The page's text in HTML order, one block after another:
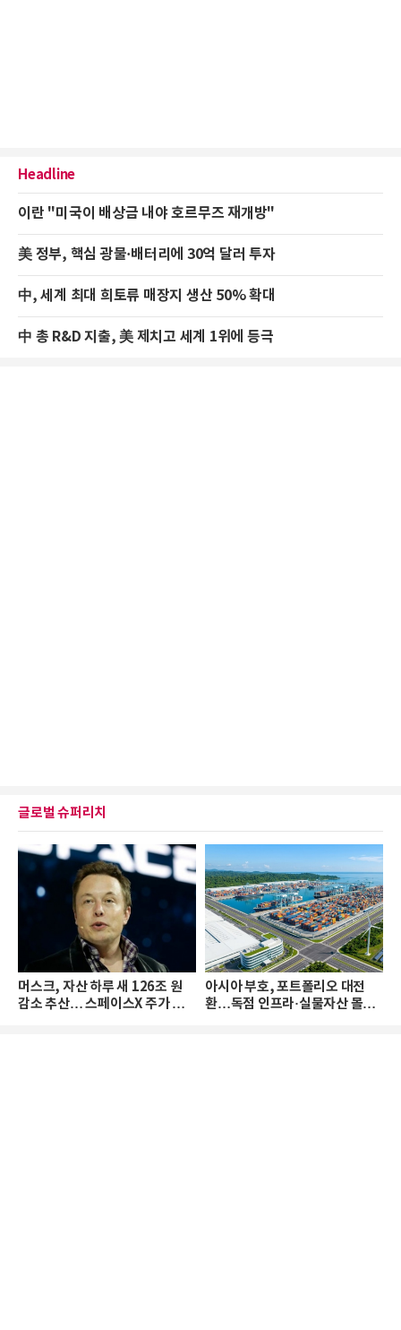
Headline
이란 "미국이 배상금 내야 호르무즈 재개방"
美 정부, 핵심 광물·배터리에 30억 달러 투자
中, 세계 최대 희토류 매장지 생산 50% 확대
中 총 R&D 지출, 美 제치고 세계 1위에 등극
글로벌 슈퍼리치
머스크, 자산 하루 새 126조 원
감소 추산… 스페이스X 주가 하
아시아 부호, 포트폴리오 대전
환…독점 인프라·실물자산 몰린